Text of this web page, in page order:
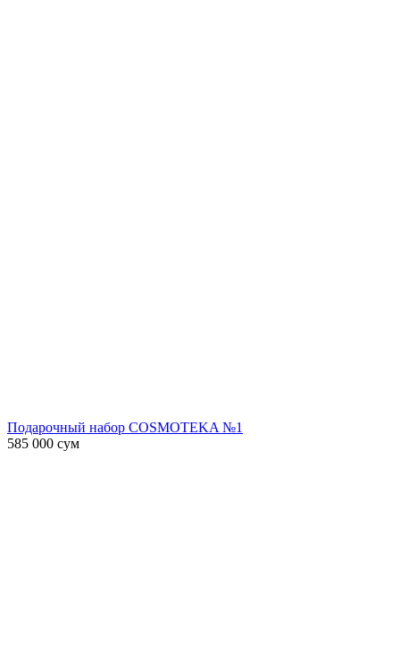
Подарочный набор COSMOTEKA №1
585 000 сум